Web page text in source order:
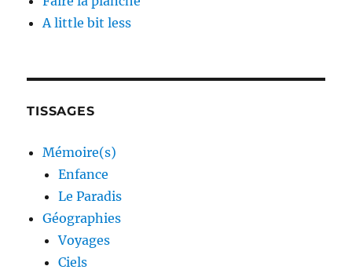
A little bit less
TISSAGES
Mémoire(s)
Enfance
Le Paradis
Géographies
Voyages
Ciels